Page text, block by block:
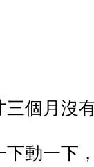
個月沒
動一下